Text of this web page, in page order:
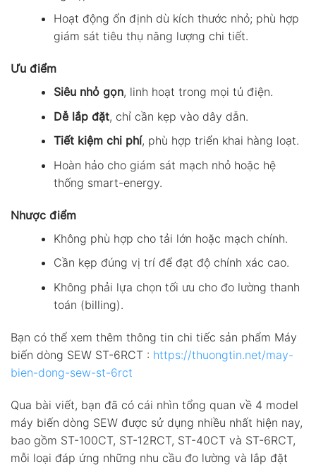
Hoạt động ổn định dù kích thước nhỏ; phù hợp
giám sát tiêu thụ năng lượng chi tiết.
Ưu điểm
Siêu nhỏ gọn, linh hoạt trong mọi tủ điện.
Dễ lắp đặt, chỉ cần kẹp vào dây dẫn.
Tiết kiệm chi phí, phù hợp triển khai hàng loạt.
Hoàn hảo cho giám sát mạch nhỏ hoặc hệ
thống smart-energy.
Nhược điểm
Không phù hợp cho tải lớn hoặc mạch chính.
Cần kẹp đúng vị trí để đạt độ chính xác cao.
Không phải lựa chọn tối ưu cho đo lường thanh
toán (billing).
Bạn có thể xem thêm thông tin chi tiếc sản phẩm Máy
biến dòng SEW ST-6RCT : https://thuongtin.net/may-
bien-dong-sew-st-6rct
Qua bài viết, bạn đã có cái nhìn tổng quan về 4 model
máy biến dòng SEW được sử dụng nhiều nhất hiện nay,
bao gồm ST-100CT, ST-12RCT, ST-40CT và ST-6RCT,
mỗi loại đáp ứng những nhu cầu đo lường và lắp đặt